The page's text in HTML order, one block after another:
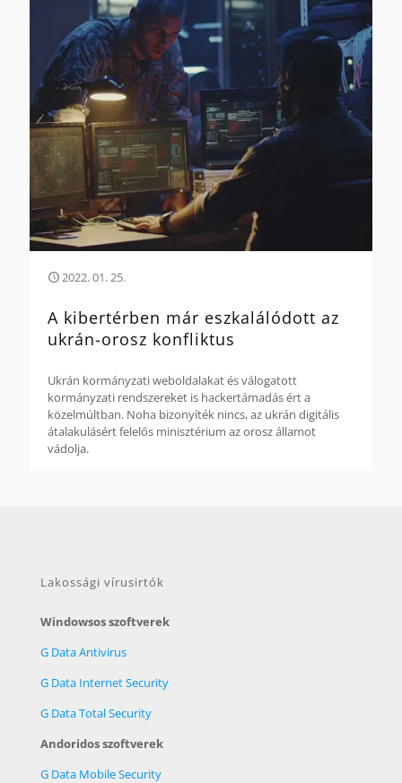
2022. 01. 25.
A kibertérben már eszkalálódott az
ukrán-orosz konfliktus
Ukrán kormányzati weboldalakat és válogatott
kormányzati rendszereket is hackertámadás ért a
közelmúltban. Noha bizonyíték nincs, az ukrán digitális
átalakulásért felelős minisztérium az orosz államot
vádolja.
Lakossági vírusirtók
Windowsos szoftverek
G Data Antivirus
G Data Internet Security
G Data Total Security
Andoridos szoftverek
G Data Mobile Security